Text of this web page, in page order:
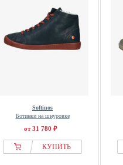
Softinos
Ботинки на шнуровке
от 31 780 ₽
КУПИТЬ